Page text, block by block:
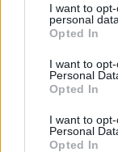
de su
rechazar tal
cualquier
visitando nuestra
I want to
personal data.
Opted In
I want to
Personal
Opted In
I want to
Personal
Opted In